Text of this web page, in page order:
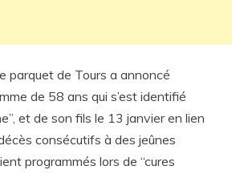
parquet de Tours a annoncé
de 58 ans qui s’est identifié
et de son fils le 13 janvier en lien
consécutifs à des jeûnes
programmés lors de “cures